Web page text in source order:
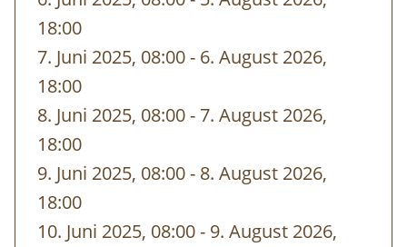
+ 43 7254/8414,
Infostelle Windischgarsten
+ 43 7562/5266-17,info-wdg@kalkalpen.at
Villa SonnwendNational Park Lodge
+ 43 7562/20592,
sonnwend@kalkalpen.at
18:00
7. Juni 2025, 08:00- bis
6. August 2026,
18:00
8. Juni 2025, 08:00- bis
7. August 2026,
18:00
9. Juni 2025, 08:00- bis
8. August 2026,
18:00
10. Juni 2025, 08:00- bis
9. August 2026,